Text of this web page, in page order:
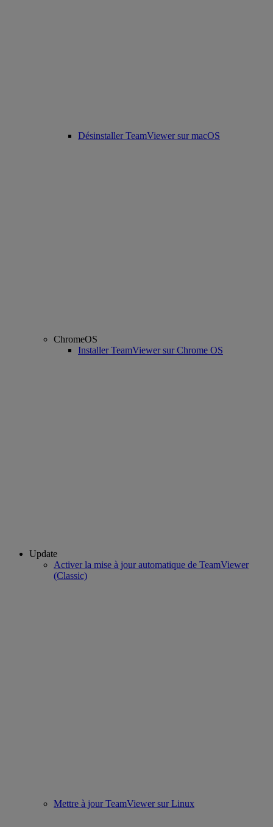
Désinstaller TeamViewer sur macOS
ChromeOS
Installer TeamViewer sur Chrome OS
Update
Activer la mise à jour automatique de TeamViewer
(Classic)
Mettre à jour TeamViewer sur Linux